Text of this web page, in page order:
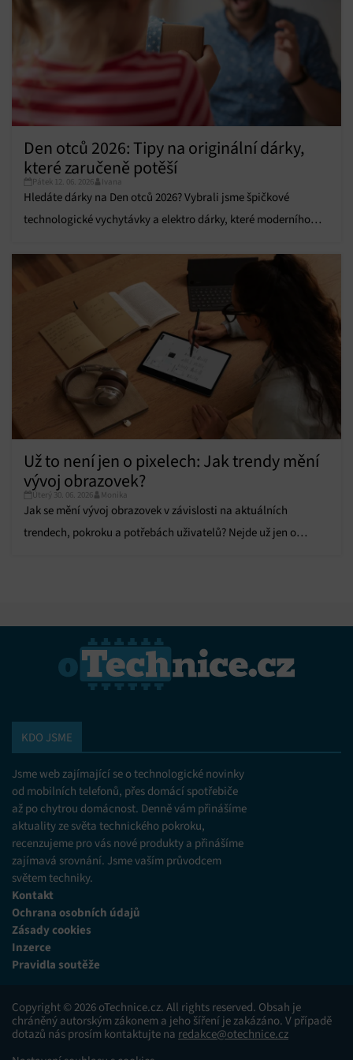
obsahu.
Vždy aktivní
Přiřazování a kombinování údajů z jiných zdrojů
údajů, Propojení různých zařízení, Identifikace
zařízení na základě automaticky přenášených
informací.
Zajištění bezpečnosti, předcházení a zjišťování
podvodů a odstraňování chyb, Poskytování a
zobrazování reklamy a obsahu, Ukládání a sdělování
voleb ochrany osobních údajů.
Den otců 2026: Tipy na originální dárky,
které zaručeně potěší
Pátek 12. 06. 2026 Ivana
Hledáte dárky na Den otců 2026? Vybrali jsme špičkové
technologické vychytávky a elektro dárky, které moderního
Už to není jen o pixelech: Jak trendy mění
vývoj obrazovek?
Úterý 30. 06. 2026 Monika
Jak se mění vývoj obrazovek v závislosti na aktuálních
trendech, pokroku a potřebách uživatelů? Nejde už jen o
KDO JSME
Jsme web zajímající se o technologické novinky
od mobilních telefonů, přes domácí spotřebiče
až po chytrou domácnost. Denně vám přinášíme
aktuality ze světa technického pokroku,
recenzujeme pro vás nové produkty a přinášíme
zajímavá srovnání. Jsme vaším průvodcem
světem techniky.
Kontakt
Ochrana osobních údajů
Zásady cookies
Inzerce
Pravidla soutěže
Copyright © 2026 oTechnice.cz. All rights reserved. Obsah je
chráněný autorským zákonem a jeho šíření je zakázáno. V případě
dotazů nás prosím kontaktujte na redakce@otechnice.cz